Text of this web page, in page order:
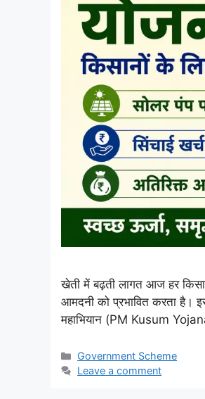
खेती में बढ़ती लागत आज हर
आमदनी को प्रभावित करता है।
महाभियान (PM Kusum
Categories
Government Scheme
Leave a comment